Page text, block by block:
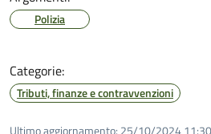
Polizia
Categorie:
Tributi, finanze e contravvenzioni
Ultimo aggiornamento: 25/10/2024